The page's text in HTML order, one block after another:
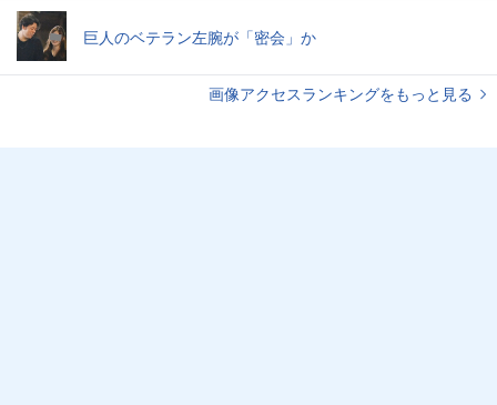
巨人のベテラン左腕が「密会」か
画像アクセスランキングをもっと見る